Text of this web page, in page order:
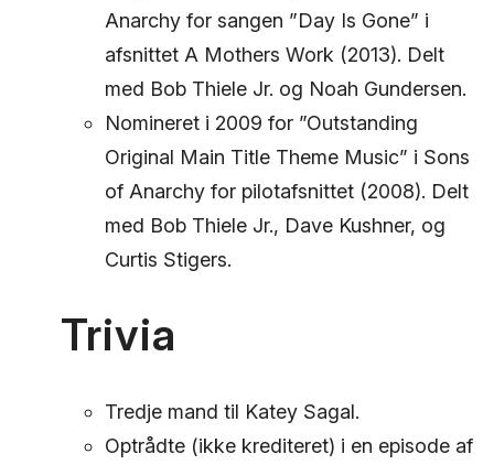
Anarchy for sangen ”Day Is Gone” i
afsnittet A Mothers Work (2013). Delt
med Bob Thiele Jr. og Noah Gundersen.
Nomineret i 2009 for ”Outstanding
Original Main Title Theme Music” i Sons
of Anarchy for pilotafsnittet (2008). Delt
med Bob Thiele Jr., Dave Kushner, og
Curtis Stigers.
Trivia
Tredje mand til Katey Sagal.
Optrådte (ikke krediteret) i en episode af